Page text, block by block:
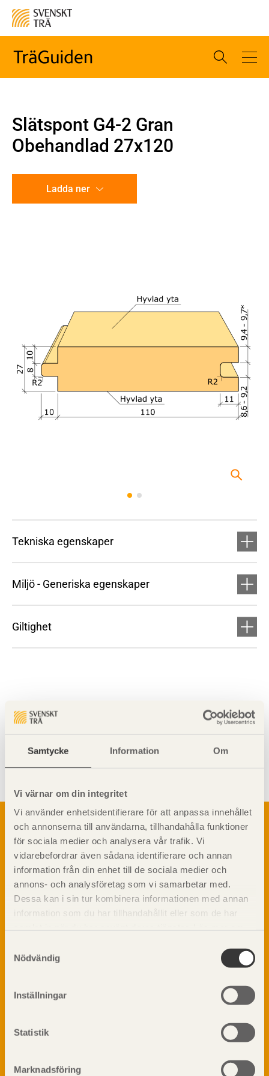
Samtycke Information Om
Vi värnar om din integritet
Vi använder enhetsidentifierare för att anpassa innehållet
och annonserna till användarna, tillhandahålla funktioner
för sociala medier och analysera vår trafik. Vi
vidarebefordrar även sådana identifierare och annan
information från din enhet till de sociala medier och
annons- och analysföretag som vi samarbetar med.
Dessa kan i sin tur kombinera informationen med annan
information som du har tillhandahållit eller som de har
Nödvändig
Inställningar
Statistik
Marknadsföring
Slätspont G4-2 Gran
Obehandlad 27x120
Ladda ner
Tekniska egenskaper
Miljö - Generiska egenskaper
Giltighet
Visa sajtkarta
Om trä
Materialet trä
Skogsbruk
Barrträdets uppbyggnad
Träets egenskaper och kvalitet
Sågverksprocessen
Träbaserade produkter
Kemisk behandling
Byggfysik
Värmeisolering och lufttäthet
Brandsäkerhet
Brandförlopp i byggnader
TräGuiden är den digitala handboken för trä och
träbyggande och innehåller information om
materialet trä samt instruktioner för byggande
med trä.